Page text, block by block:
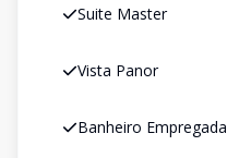
Suite Master
Vista Panor
Banheiro Empregada